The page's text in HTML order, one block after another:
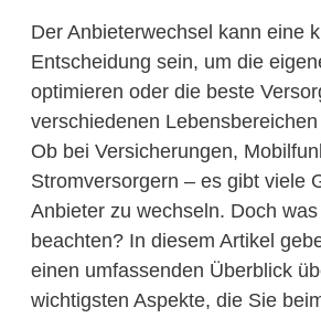
Der Anbieterwechsel kann eine
Entscheidung sein, um die
optimieren oder die beste
verschiedenen
Ob bei Versicherungen,
Stromversorgern – es gibt viele
Anbieter zu wechseln. Doch
beachten? In diesem Artikel
einen umfassenden Überblick
wichtigsten Aspekte, die Sie